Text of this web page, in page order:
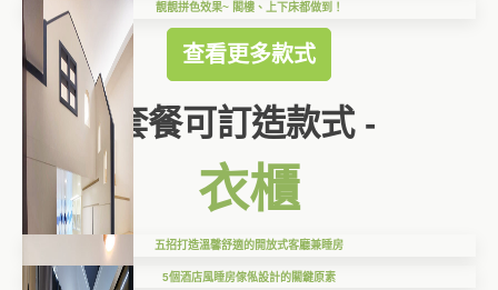
靚靚拼色效果~ 閣樓、上下床都做到！
查看更多款式
套餐可訂造款式 -
衣櫃
五招打造溫馨舒適的開放式客廳兼睡房
5個酒店風睡房傢俬設計的關鍵原素